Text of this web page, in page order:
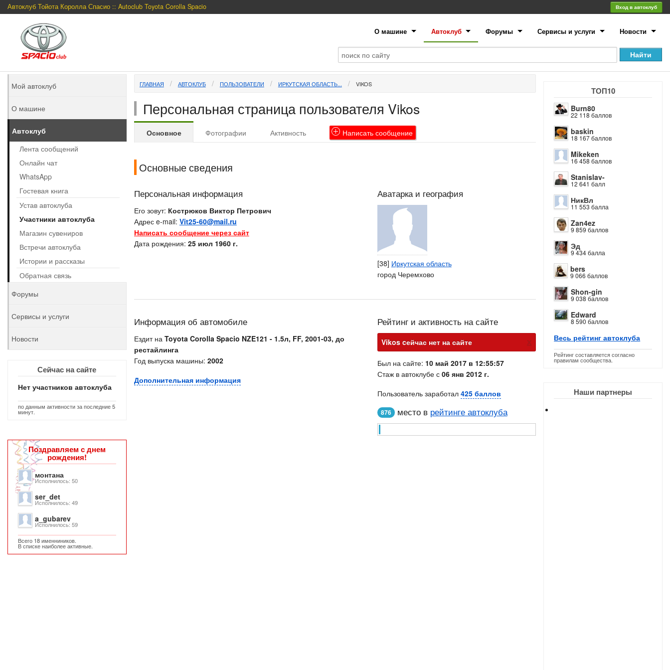
Автоклуб Тойота Королла Спасио :: Autoclub Toyota Corolla Spacio Вход в автоклуб
О машине Автоклуб Форумы Сервисы и услуги Новости
ТОП10
Burn80
22 118 баллов
baskin
18 167 баллов
Mikeken
16 458 баллов
Stanislav-
12 641 балл
НикВл
11 553 балла
Zan4ez
9 859 баллов
Эд
9 434 балла
bers
9 066 баллов
Shon-gin
9 038 баллов
Edward
8 590 баллов
Весь рейтинг автоклуба
Рейтинг составляется согласно
правилам сообщества.
Наши партнеры
ГЛАВНАЯ АВТОКЛУБ ПОЛЬЗОВАТЕЛИ ИРКУТСКАЯ ОБЛАСТЬ... VIKOS
Персональная страница пользователя Vikos
Основное Фотографии Активность Написатьсообщение
Основные сведения
Персональная информация
Его зовут: Кострюков Виктор Петрович
Адрес e-mail: Vit25-60@mail.ru
Написать сообщение через сайт
Дата рождения: 25 июл 1960 г.
Аватарка и география
[38] Иркутская область
город Черемхово
Информация об автомобиле
Ездит на Toyota Corolla Spacio NZE121 - 1.5л, FF, 2001-03, до
рестайлинга
Год выпуска машины: 2002
Дополнительная информация
Рейтинг и активность на сайте
Vikos cейчас нет на сайте х
Был на сайте: 10 май 2017 в 12:55:57
Стаж в автоклубе с 06 янв 2012 г.
Пользователь заработал 425 баллов
876 место в рейтинге автоклуба
Мой автоклуб
О машине
Автоклуб
Лента сообщений
Онлайн чат
WhatsApp
Гостевая книга
Устав автоклуба
Участники автоклуба
Магазин сувениров
Встречи автоклуба
Истории и рассказы
Обратная связь
Форумы
Сервисы и услуги
Новости
Сейчас на сайте
Нет участников автоклуба
по данным активности за последние 5
минут.
Поздравляем с днем
рождения!
монтана
Исполнилось: 50
ser_det
Исполнилось: 49
a_gubarev
Исполнилось: 59
Всего 18 именниников.
В списке наиболее активные.